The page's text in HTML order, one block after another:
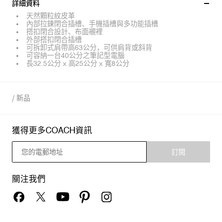
詳細資料
天然顆粒紋皮革
內部拉鍊閉合插槽、手機插槽與多功能插槽
搭扣閉合設計、布面襯裡
外部搭扣閉合插槽
可拆卸式肩帶高63公分，可供肩背或斜背
可容納一台40公分之筆記型電腦
長32.5公分 x 高25公分 x 寬8公分
/ 新品
獲得更多COACH資訊
訂閱
關注我們